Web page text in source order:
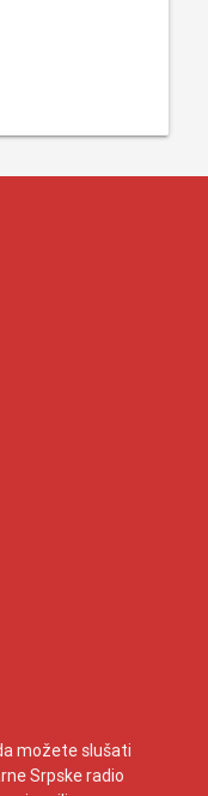
možete slušati
Srpske radio